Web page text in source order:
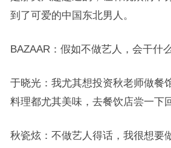
到了可爱的中国东北男人。
BAZAAR：假如不做艺人，会干什
于晓光：我尤其想投资秋老师做餐
料理都尤其美味，去餐饮店尝一下
秋瓷炫：不做艺人得话，我很想要